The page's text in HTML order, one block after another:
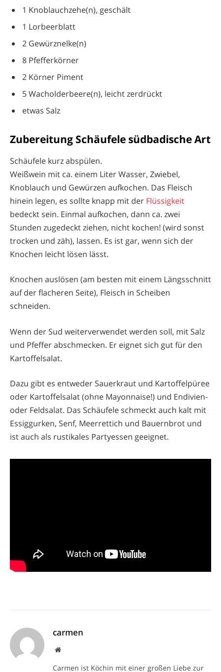
1 Knoblauchzehe(n), geschält
1 Lorbeerblatt
2 Gewürznelke(n)
8 Pfefferkörner
2 Körner Piment
5 Wacholderbeere(n), leicht zerdrückt
etwas Salz
Zubereitung Schäufele südbadische Art
Schäufele kurz abspülen.
Weißwein mit ca. einem Liter Wasser, Zwiebel,
Knoblauch und Gewürzen aufkochen. Das Fleisch
hinein legen, es sollte knapp mit der Flüssigkeit
bedeckt sein. Einmal aufkochen, dann ca. zwei
Stunden zugedeckt ziehen, nicht kochen! (wird sonst
trocken und zäh), lassen. Es ist gar, wenn sich der
Knochen leicht lösen lässt.
Knochen auslösen (am besten mit einem Längsschnitt
auf der flacheren Seite), Fleisch in Scheiben
schneiden.
Wenn der Sud weiterverwendet werden soll, mit Salz
und Pfeffer abschmecken. Er eignet sich gut für den
Kartoffelsalat.
Dazu gibt es entweder Sauerkraut und Kartoffelpüree
oder Kartoffelsalat (ohne Mayonnaise!) und Endivien-
oder Feldsalat. Das Schäufele schmeckt auch kalt mit
Essiggurken, Senf, Meerrettich und Bauernbrot und
ist auch als rustikales Partyessen geeignet.
carmen
Website
Carmen ist Köchin mit einer großen Liebe zur